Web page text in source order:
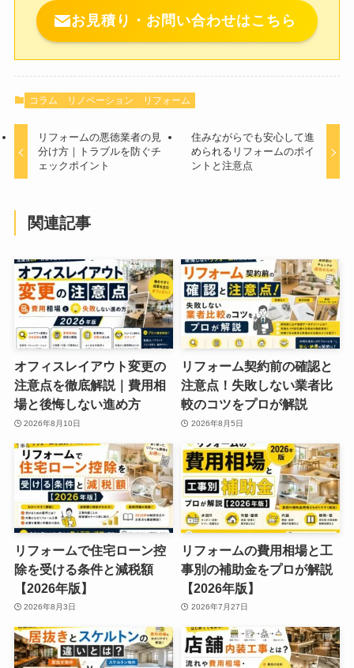
お見積り・お問い合わせはこちら
コラム リノベーション リフォーム
リフォームの悪徳業者の見
分け方｜トラブルを防ぐチ
ェックポイント
住みながらでも安心して進
められるリフォームのポイ
ントと注意点
関連記事
オフィスレイアウト変更の
注意点を徹底解説｜費用相
場と後悔しない進め方
2026年8月10日
リフォーム契約前の確認と
注意点！失敗しない業者比
較のコツをプロが解説
2026年8月5日
リフォームで住宅ローン控
除を受ける条件と減税額
【2026年版】
2026年8月3日
リフォームの費用相場と工
事別の補助金をプロが解説
【2026年版】
2026年7月27日